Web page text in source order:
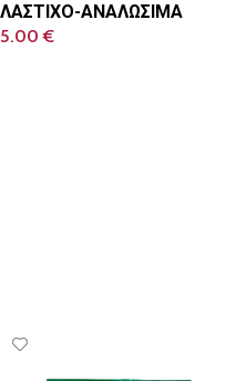
ΛΑΣΤΙΧΟ-ΑΝΑΛΩΣΙΜΑ
5.00€